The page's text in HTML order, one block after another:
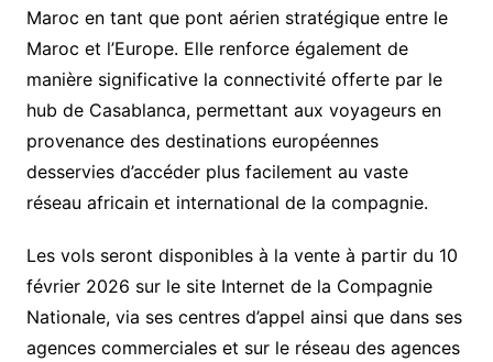
Maroc en tant que pont aérien stratégique entre le
Maroc et l’Europe. Elle renforce également de
manière significative la connectivité offerte par le
hub de Casablanca, permettant aux voyageurs en
provenance des destinations européennes
desservies d’accéder plus facilement au vaste
réseau africain et international de la compagnie.
Les vols seront disponibles à la vente à partir du 10
février 2026 sur le site Internet de la Compagnie
Nationale, via ses centres d’appel ainsi que dans ses
agences commerciales et sur le réseau des agences